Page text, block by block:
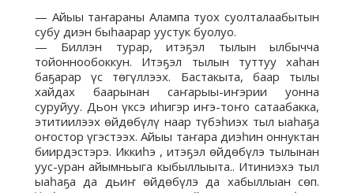
— Айыы таҥараны Алампа туох суолталаабытын
субу диэн быһаарар уустук буолуо.
— Биллэн турар, итэҕэл тылын ылбычча
тойоннообоккун. Итэҕэл тылын туттуу хаһан
баҕарар үс төгүллээх. Бастакыта, баар тылы
хайдах баарынан саҥарыы-иҥэрии уонна
суруйуу. Дьон үксэ иһигэр иҥэ-тоҥо сатаабакка,
этитиилээх өйдөбүлү наар түбэһиэх тыл ыаһаҕа
оҥостор үгэстээх. Айыы таҥара диэһин оннуктан
биирдэстэрэ. Иккиһэ , итэҕэл өйдөбүлэ тылынан
уус-уран айымньыга кыбыллыыта.. Итиниэхэ тыл
ыаһаҕа да дьиҥ өйдөбүлэ да хабыллыан сөп.